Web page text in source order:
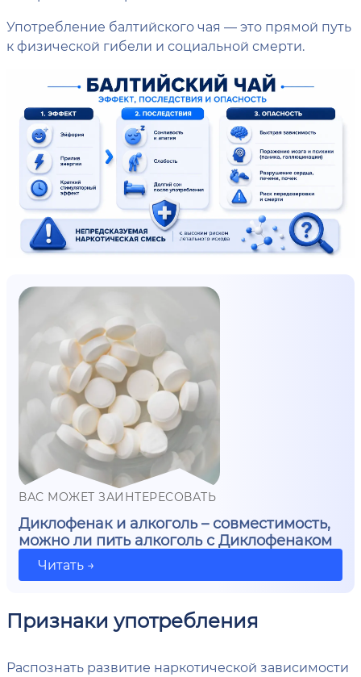
Употребление балтийского чая — это прямой путь
к физической гибели и социальной смерти.
ВАС МОЖЕТ ЗАИНТЕРЕСОВАТЬ
Диклофенак и алкоголь – совместимость,
можно ли пить алкоголь с Диклофенаком
Читать →
Признаки употребления
Распознать развитие наркотической зависимости